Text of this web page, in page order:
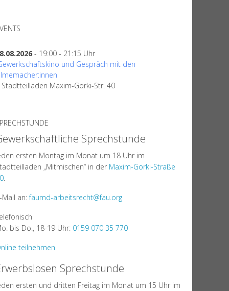
- 19:00 - 21:15 Uhr
und Gespräch mit den
Stadtteilladen Maxim-Gorki-Str. 40
Sprechstunde
ersten Montag im Monat um 18 Uhr im
„Mitmischen“ in der Maxim-Gorki-Straße
.
Mail an:faumd-arbeitsrecht@fau.org
bis Do., 18-19 Uhr: 0159 070 35 770
teilnehmen
Sprechstunde
ersten und dritten Freitag im Monat um 15 Uhr im